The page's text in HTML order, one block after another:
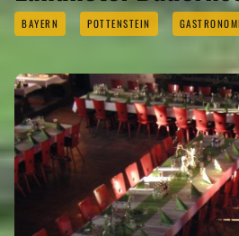
BAYERN POTTENSTEIN